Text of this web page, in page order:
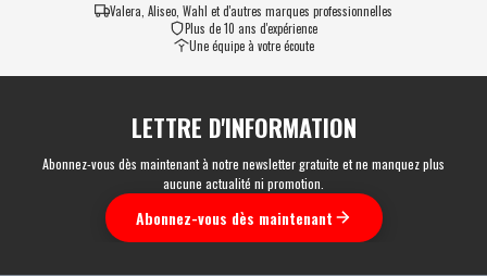
Valera, Aliseo, Wahl et d'autres marques professionnelles
Plus de 10 ans d'expérience
Une équipe à votre écoute
LETTRE D'INFORMATION
Abonnez-vous dès maintenant à notre newsletter gratuite et ne manquez plus
aucune actualité ni promotion.
Abonnez-vous dès maintenant